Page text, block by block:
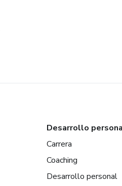
Desarrollo
Carrera
Coaching
Desarrollo personal